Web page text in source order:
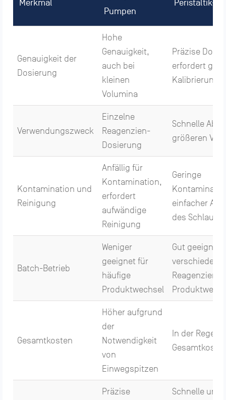
Merkmal
Pumpen
Peristaltik-
Genauigkeit der
Dosierung
Hohe
Genauigkeit,
auch bei
kleinen
Volumina
Präzise
erfordert
Kalibrierung
Verwendungszweck
Einzelne
Reagenzien-
Dosierung
Schnelle
größeren
Kontamination und
Reinigung
Anfällig für
Kontamination,
erfordert
aufwändige
Reinigung
Geringe
einfacher
des
Batch-Betrieb
Weniger
geeignet für
häufige
Produktwechsel
Gut geeignet
verschiedene
Reagenzien
Gesamtkosten
Höher aufgrund
der
Notwendigkeit
von
Einwegspitzen
In der Regel
Präzise
Schnelle und